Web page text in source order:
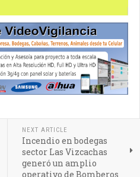
NEXT ARTICLE
Incendio en bodegas
sector Las Vizcachas
generó un amplio
operativo de Bomberos